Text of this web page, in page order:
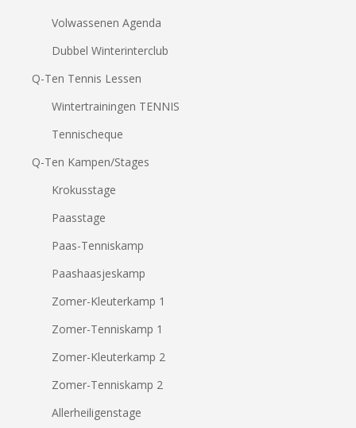
Volwassenen Agenda
Dubbel Winterinterclub
Q-Ten Tennis Lessen
Wintertrainingen TENNIS
Tennischeque
Q-Ten Kampen/Stages
Krokusstage
Paasstage
Paas-Tenniskamp
Paashaasjeskamp
Zomer-Kleuterkamp 1
Zomer-Tenniskamp 1
Zomer-Kleuterkamp 2
Zomer-Tenniskamp 2
Allerheiligenstage